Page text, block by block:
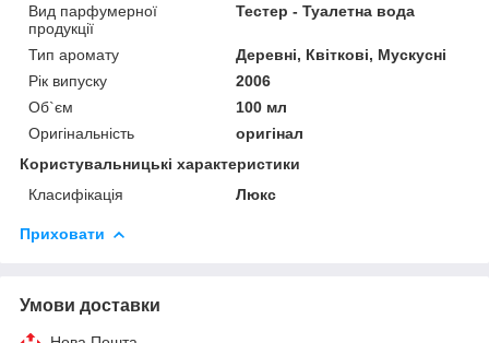
Вид парфумерної
продукції
Тестер - Туалетна вода
Тип аромату
Деревні, Квіткові, Мускусні
Рік випуску
2006
Об`єм
100 мл
Оригінальність
оригінал
Користувальницькі характеристики
Класифікація
Люкс
Приховати
Умови доставки